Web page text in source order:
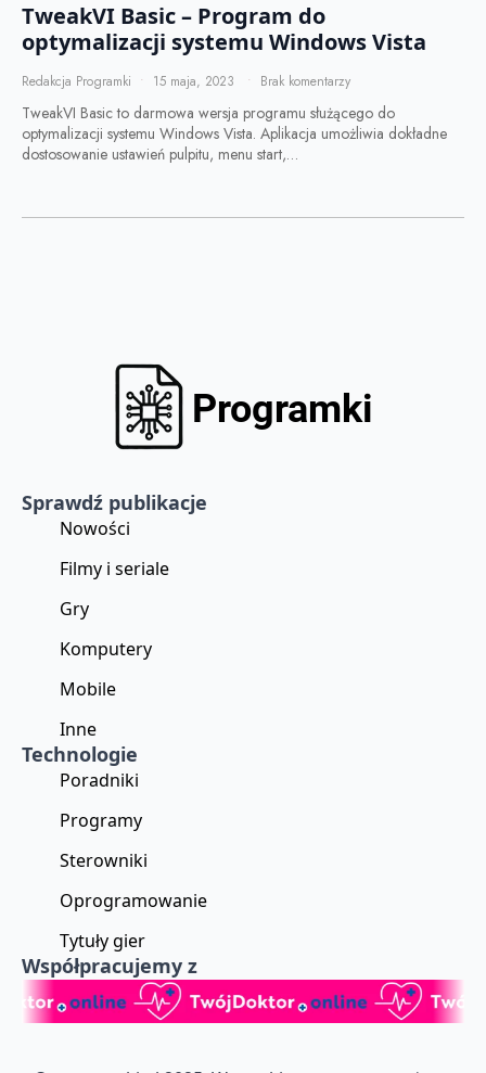
TweakVI Basic – Program do
optymalizacji systemu Windows Vista
Redakcja Programki 15 maja, 2023 Brak komentarzy
TweakVI Basic to darmowa wersja programu służącego do
optymalizacji systemu Windows Vista. Aplikacja umożliwia dokładne
dostosowanie ustawień pulpitu, menu start,…
Sprawdź publikacje
Nowości
Filmy i seriale
Gry
Komputery
Mobile
Inne
Technologie
Poradniki
Programy
Sterowniki
Oprogramowanie
Tytuły gier
Współpracujemy z